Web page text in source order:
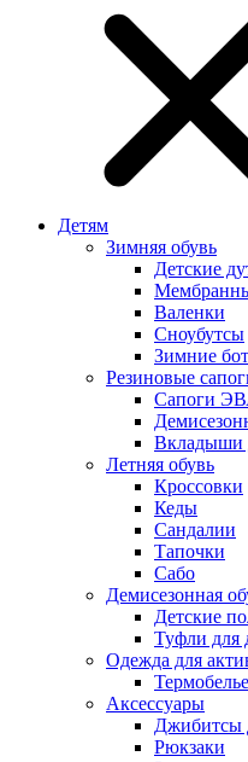
Детям
Зимняя обувь
Детские
Валенки
Сноубутсы
Зимние
Резиновые
Сапоги
Вкладыши
Летняя обувь
Кроссовки
Кеды
Сандалии
Тапочки
Сабо
Демисезонная
Детские
Туфли для
Одежда для
Термобелье
Аксессуары
Джибитсы
Рюкзаки